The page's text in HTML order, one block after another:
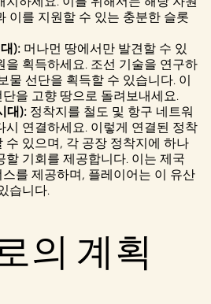
이를 지원할 수 있는 충분한 슬롯
): 머나먼 땅에서만 발견할 수 있
을 획득하세요. 조선 기술을 연구하
물 선단을 획득할 수 있습니다. 이
을 고향 땅으로 돌려보내세요.
대): 정착지를 철도 및 항구 네트워
시 연결하세요. 이렇게 연결된 정착
수 있으며, 각 공장 정착지에 하나
할 기회를 제공합니다. 이는 제국
를 제공하며, 플레이어는 이 유산
습니다.
의 계획